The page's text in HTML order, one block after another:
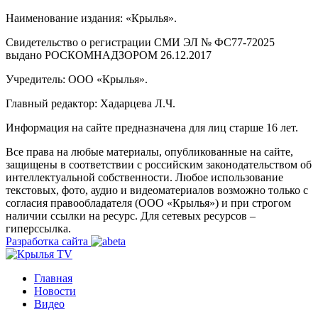
Наименование издания: «Крылья».
Свидетельство о регистрации СМИ ЭЛ № ФС77-72025
выдано РОСКОМНАДЗОРОМ 26.12.2017
Учредитель: ООО «Крылья».
Главный редактор: Хадарцева Л.Ч.
Информация на сайте предназначена для лиц старше 16 лет.
Все права на любые материалы, опубликованные на сайте,
защищены в соответствии с российским законодательством об
интеллектуальной собственности. Любое использование
текстовых, фото, аудио и видеоматериалов возможно только с
согласия правообладателя (ООО «Крылья») и при строгом
наличии ссылки на ресурс. Для сетевых ресурсов –
гиперссылка.
Разработка сайта
Главная
Новости
Видео